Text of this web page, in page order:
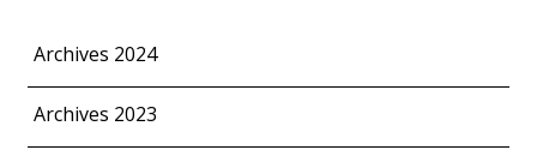
Archives 2024
Archives 2023